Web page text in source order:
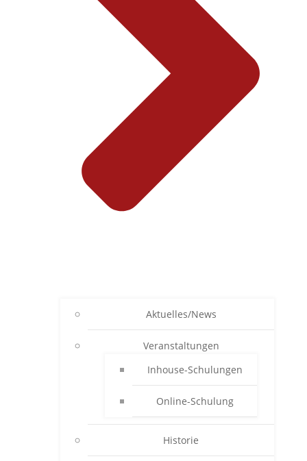
Aktuelles/News
Veranstaltungen
Inhouse-Schulungen
Online-Schulung
Historie